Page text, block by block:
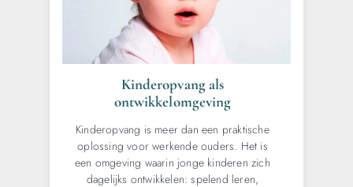
Kinderopvang als
ontwikkelomgeving
Kinderopvang is meer dan een praktische
oplossing voor werkende ouders. Het is
een omgeving waarin jonge kinderen zich
dagelijks ontwikkelen: spelend leren,